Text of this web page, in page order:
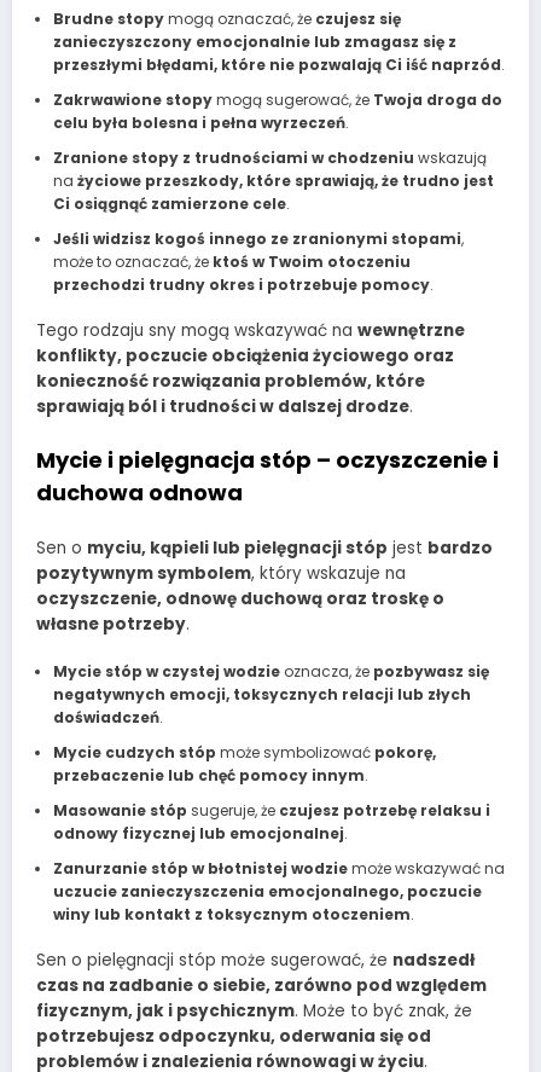
Brudne stopymogą oznaczać, że czujesz się
zanieczyszczony emocjonalnie lub zmagasz się z
przeszłymi błędami, które nie pozwalają Ci iść naprzód.
Zakrwawione stopymogą sugerować, że Twoja droga do
celu była bolesna i pełna wyrzeczeń.
Zranione stopy z trudnościami w chodzeniu wskazują
na życiowe przeszkody, które sprawiają, że trudno jest
Ci osiągnąć zamierzone cele.
Jeśli widzisz kogoś innego ze zranionymi stopami,
może to oznaczać, że ktoś w Twoim otoczeniu
przechodzi trudny okres i potrzebuje pomocy.
Tego rodzaju sny mogą wskazywać na wewnętrzne
konflikty, poczucie obciążenia życiowego oraz
konieczność rozwiązania problemów, które
sprawiają ból i trudności w dalszej drodze.
Mycie i pielęgnacja stóp – oczyszczenie i
duchowa odnowa
Sen o myciu, kąpieli lub pielęgnacji stóp jest bardzo
pozytywnym symbolem, który wskazuje na
oczyszczenie, odnowę duchową oraz troskę o
własne potrzeby.
Mycie stóp w czystej wodzieoznacza, że pozbywasz się
negatywnych emocji, toksycznych relacji lub złych
doświadczeń.
Mycie cudzych stóp może symbolizować pokorę,
przebaczenie lub chęć pomocy innym.
Masowanie stóp sugeruje, że czujesz potrzebę relaksu i
odnowy fizycznej lub emocjonalnej.
Zanurzanie stóp w błotnistej wodziemoże wskazywać na
uczucie zanieczyszczenia emocjonalnego, poczucie
winy lub kontakt z toksycznym otoczeniem.
Sen o pielęgnacji stóp może sugerować, że nadszedł
czas na zadbanie o siebie, zarówno pod względem
fizycznym, jak i psychicznym. Może to być znak, że
potrzebujesz odpoczynku, oderwania się od
problemów i znalezienia równowagi w życiu.